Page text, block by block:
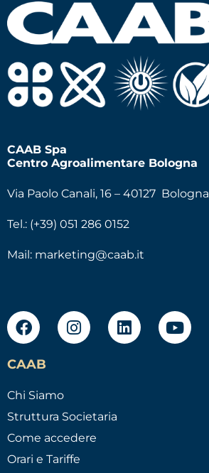
CAAB Spa
Centro Agroalimentare Bologna
Via Paolo Canali, 16 – 40127 Bologna
Tel.: (+39) 051 286 0152
Mail: marketing@caab.it
CAAB
Chi Siamo
Struttura Societaria
Come accedere
Orari e Tariffe